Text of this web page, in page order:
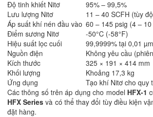
Độ tinh khiết Nitơ
95% – 99,5%
Lưu lượng Nitơ
11 – 40 SCFH (tùy
Áp suất khí nén đầu vào 60 – 145 psig (4 –
Điểm sương Nitơ
-50°C (-58°F)
Hiệu suất lọc cuối
99,9999% tại 0,01 µm
Nguồn điện
Không yêu cầu
Kích thước
325 × 191 × 414 mm
Khối lượng
Khoảng 17,3 kg
Ứng dụng
Tạo khí Nitơ cho quy
Các thông số trên áp dụng cho model HFX-1
HFX Series và có thể thay đổi tùy điều kiện
đặt hàng.